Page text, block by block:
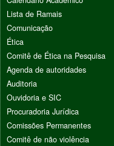
Lista de Ramais
Comunicação
Ética
Comitê de Ética na Pesquisa
Agenda de autoridades
Auditoria
Ouvidoria e SIC
Procuradoria Jurídica
Comissões Permanentes
Comitê de não violência